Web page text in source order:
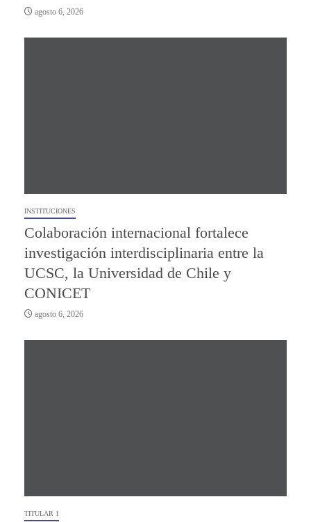
agosto 6, 2026
INSTITUCIONES
Colaboración internacional fortalece
investigación interdisciplinaria entre la
UCSC, la Universidad de Chile y
CONICET
agosto 6, 2026
TITULAR 1